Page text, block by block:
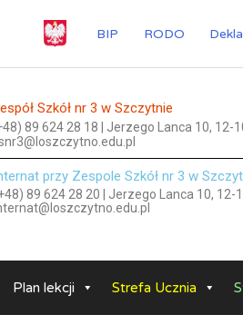
BIP RODO
Szkół nr 3 w Szczytnie
89 624 28 18 | Jerzego Lanca 10, 12-
przy Zespole Szkół nr 3 w
89 624 28 20 | Jerzego Lanca 10, 12-
Plan lekcji Strefa Ucznia